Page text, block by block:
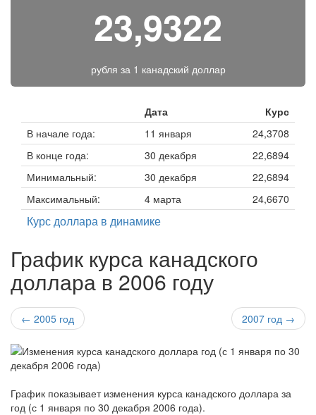
23,9322
рубля за 1 канадский доллар
Дата
Курс
В начале года:
11 января
24,3708
В конце года:
30 декабря
22,6894
Минимальный:
30 декабря
22,6894
Максимальный:
4 марта 24,6670
Курс доллара в динамике
График курса канадского
доллара в 2006 году
← 2005 год 2007 год →
График показывает изменения курса канадского доллара за
год (с 1 января по 30 декабря 2006 года).